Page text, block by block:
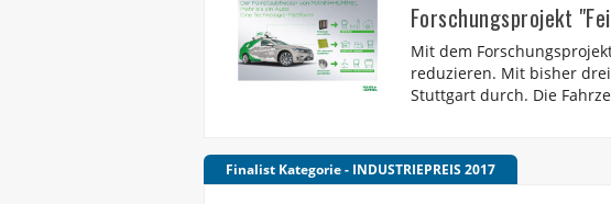
Forschungsprojekt
Mit dem
reduzieren. Mit bisher
Stuttgart durch. Die
Finalist Kategorie - INDUSTRIEPREIS 2017